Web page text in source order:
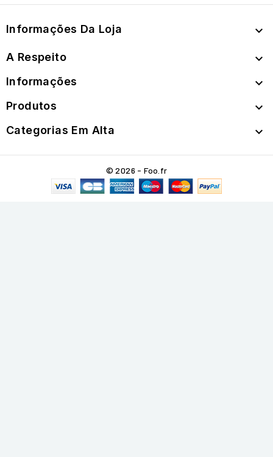
Informações Da Loja 
A Respeito 
Informações 
Produtos 
Categorias Em Alta 
© 2026 - Foo.fr